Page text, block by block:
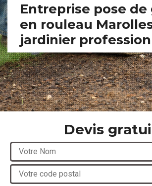
Entreprise pose de
en rouleau Marolles
jardinier
Devis